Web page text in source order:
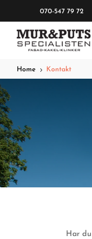
070-547 79 72
Home 5 Kontakt
Har